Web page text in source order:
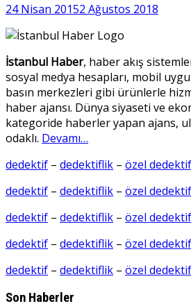
24 Nisan 20152 Ağustos 2018
İstanbul Haber, haber akış
sosyal medya hesapları, mobil
basın merkezleri gibi ürünlerle
haber ajansı. Dünya siyaseti ve
kategoride haberler yapan ajans,
odaklı. Devamı…
dedektif – dedektiflik – özel dedektif
dedektif – dedektiflik – özel dedektif
dedektif – dedektiflik – özel dedektif
dedektif – dedektiflik – özel dedektif
dedektif – dedektiflik – özel dedektif
Son Haberler